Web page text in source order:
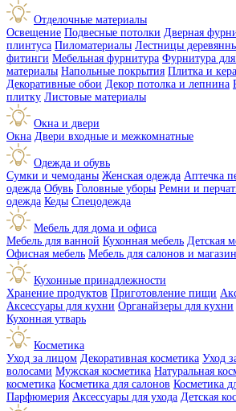
Отделочные материалы
Освещение Подвесные потолки Дверная
плинтуса Пиломатериалы Лестницы
фитинги Мебельная фурнитура Фурнитура
материалы Напольные покрытия Плитка и
Декоративные обои Декор потолка и лепнина
плитку Листовые материалы
Окна и двери
Окна Двери входные и межкомнатные
Одежда и обувь
Сумки и чемоданы Женская одежда Аптечка
одежда Обувь Головные уборы Ремни и
одежда Кеды Спецодежда
Мебель для дома и офиса
Мебель для ванной Кухонная мебель Детская
Офисная мебель Мебель для салонов и
Кухонные принадлежности
Хранение продуктов Приготовление пищи
Аксессуары для кухни Органайзеры для кухни
Кухонная утварь
Косметика
Уход за лицом Декоративная косметика Уход
волосами Мужская косметика Натуральная
косметика Косметика для салонов Косметика
Парфюмерия Аксессуары для ухода Детская